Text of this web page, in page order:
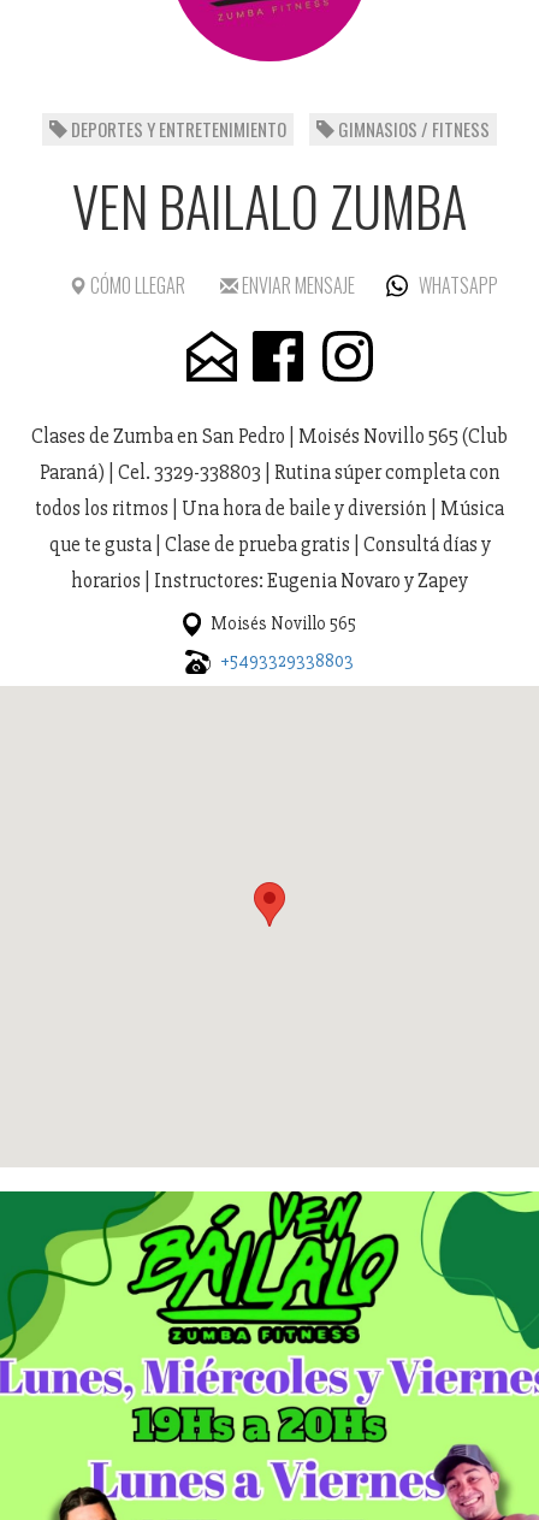
DEPORTES Y ENTRETENIMIENTO GIMNASIOS / FITNESS
VEN BAILALO ZUMBA
CÓMO LLEGAR ENVIAR MENSAJE WHATSAPP
Clases de Zumba en San Pedro | Moisés Novillo 565 (Club
Paraná) | Cel. 3329-338803 | Rutina súper completa con
todos los ritmos | Una hora de baile y diversión | Música
que te gusta | Clase de prueba gratis | Consultá días y
horarios | Instructores: Eugenia Novaro y Zapey
Moisés Novillo 565
+5493329338803